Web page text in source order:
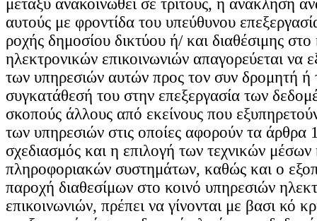
μεταξύ ανακοινωθεί σε τρίτους, η ανάκληση
αυτούς με φροντίδα του υπεύθυνου
ροχής δημοσίου δικτύου ή/ και διαθέσιμης στο
ηλεκτρονικών επικοινωνιών απαγορεύεται να
των υπηρεσιών αυτών προς τον συν δρομητή ή
συγκατάθεσή του στην επεξεργασία των
σκοπούς άλλους από εκείνους που
των υπηρεσιών στις οποίες αφορούν τα
σχεδιασμός και η επιλογή των τεχνικών μέσων
πληροφοριακών συστημάτων, καθώς και ο
παροχή διαθεσίμων στο κοινό υπηρεσιών
επικοινωνιών, πρέπει να γίνονται με βασι κό